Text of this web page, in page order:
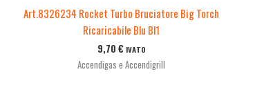
Art.8326234 Rocket Turbo Bruciatore Big Torch
Ricaricabile Blu Bl1
9,70 € IVATO
Accendigas e Accendigrill